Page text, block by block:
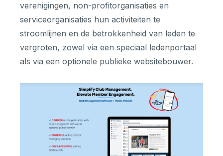
verenigingen, non-profitorganisaties en
serviceorganisaties hun activiteiten te
stroomlijnen en de betrokkenheid van leden te
vergroten, zowel via een speciaal ledenportaal
als via een optionele publieke websitebouwer.